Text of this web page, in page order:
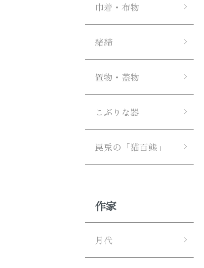
巾着・布物
緒締
置物・蓋物
こぶりな器
罠兎の「猫百態」
作家
月代